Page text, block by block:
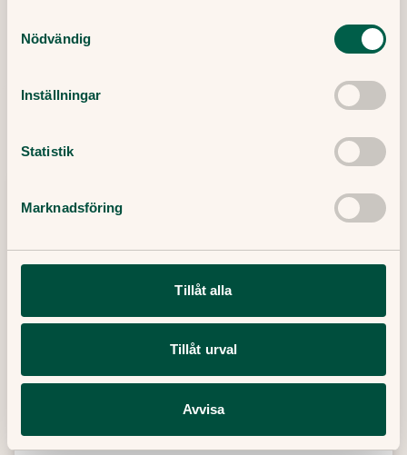
Nödvändig
Inställningar
Statistik
Marknadsföring
Tillåt alla
Tillåt urval
Avvisa
Relaterade artiklar
9 tips för att hålla i träningen